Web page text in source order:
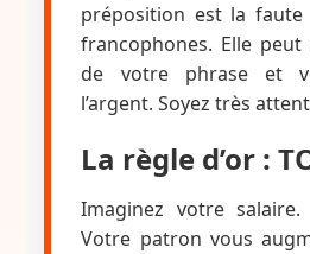
préposition est la
francophones. Elle
de votre phrase et
l’argent. Soyez très
La règle d’or :
Imaginez votre
Votre patron vous